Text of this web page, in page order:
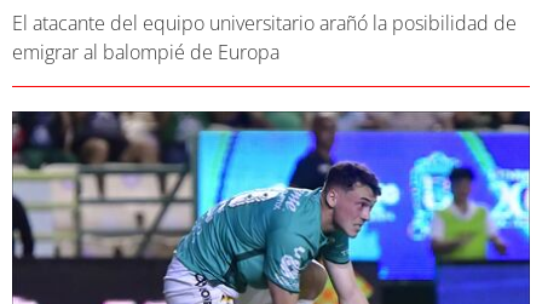
El atacante del equipo universitario arañó la posibilidad de
emigrar al balompié de Europa